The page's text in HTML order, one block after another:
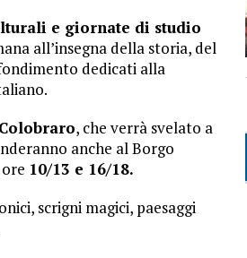
e giornate di studio
all’insegna della storia, del
dedicati alla
, che verrà svelato a
anche al Borgo
10/13 e 16/18.
scrigni magici, paesaggi